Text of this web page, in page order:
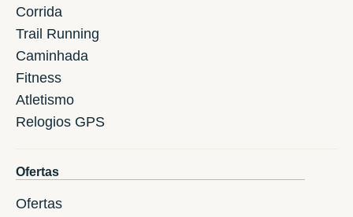
Corrida
Trail Running
Caminhada
Fitness
Atletismo
Relogios GPS
Ofertas
Ofertas